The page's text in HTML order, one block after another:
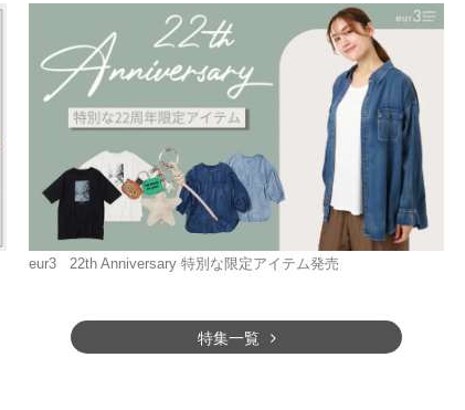
eur3 22th Anniversary 特別な限定アイテム発売
特集一覧